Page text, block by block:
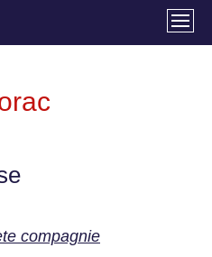
compagnie